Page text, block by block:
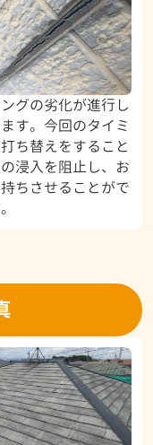
グの劣化が進行し
す。今回のタイミ
ち替えをすること
浸入を阻止し、お
ちさせることがで